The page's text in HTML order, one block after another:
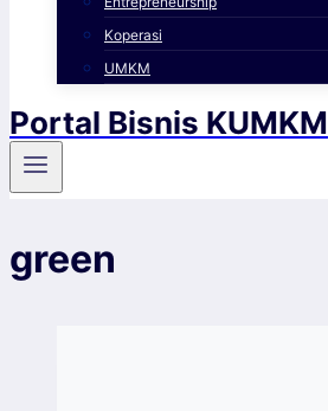
Koperasi
UMKM
Portal Bisnis KUMKM
green